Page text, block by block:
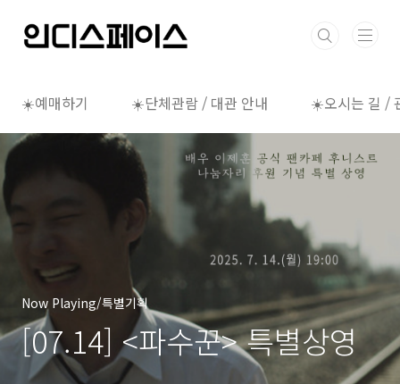
☀️예매하기 ☀️단체관람 / 대관 안내 ☀️오시는 길 /
Now Playing/특별기획
[07.14] <파수꾼> 특별상영